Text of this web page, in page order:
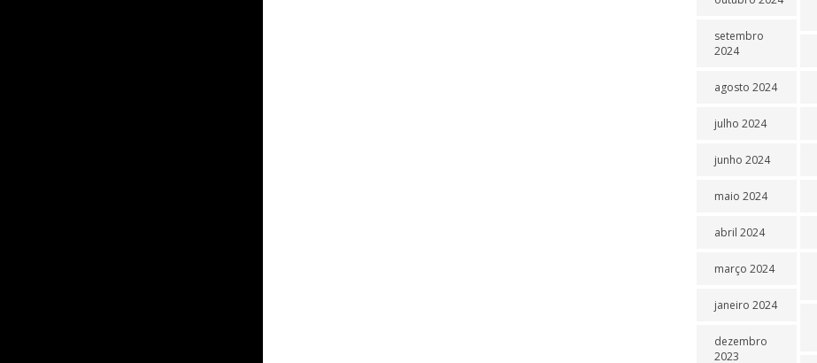
setembro
2024
agosto 2024
julho 2024
junho 2024
maio 2024
abril 2024
março 2024
janeiro 2024
dezembro
2023